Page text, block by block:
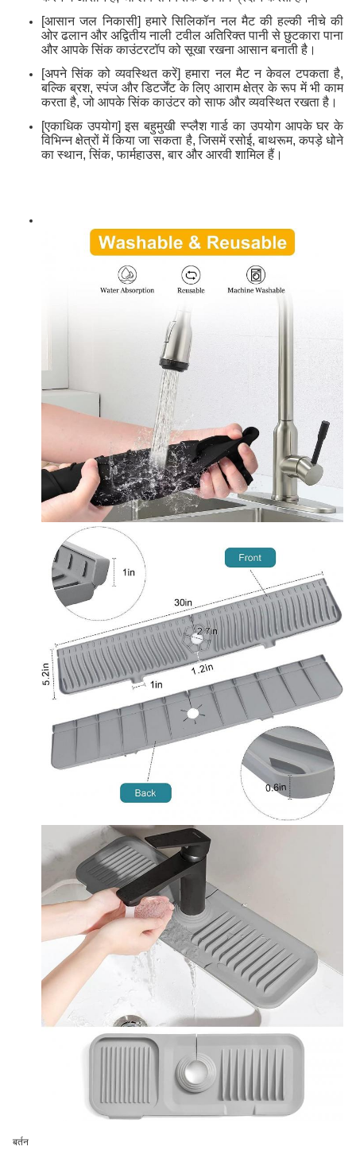
[आसान जल निकासी] हमारे सिलिकॉन नल मैट की हल्की नीचे की
ओर ढलान और अद्वितीय नाली टवील अतिरिक्त पानी से छुटकारा पाना
और आपके सिंक काउंटरटॉप को सूखा रखना आसान बनाती है।
[अपने सिंक को व्यवस्थित करें] हमारा नल मैट न केवल टपकता है,
बल्कि ब्रश, स्पंज और डिटर्जेंट के लिए आराम क्षेत्र के रूप में भी काम
करता है, जो आपके सिंक काउंटर को साफ और व्यवस्थित रखता है।
[एकाधिक उपयोग] इस बहुमुखी स्प्लैश गार्ड का उपयोग आपके घर के
विभिन्न क्षेत्रों में किया जा सकता है, जिसमें रसोई, बाथरूम, कपड़े धोने
का स्थान, सिंक, फार्महाउस, बार और आरवी शामिल हैं।
बर्तन